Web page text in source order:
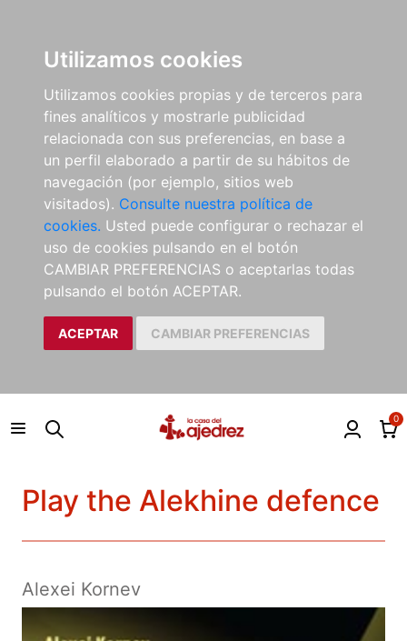
Utilizamos cookies
Utilizamos cookies propias y de terceros para
fines analíticos y mostrarle publicidad
relacionada con sus preferencias, en base a
un perfil elaborado a partir de su hábitos de
navegación (por ejemplo, sitios web
visitados). Consulte nuestra política de
cookies. Usted puede configurar o rechazar el
uso de cookies pulsando en el botón
CAMBIAR PREFERENCIAS o aceptarlas todas
pulsando el botón ACEPTAR.
ACEPTAR CAMBIAR PREFERENCIAS
0
Play the Alekhine defence
Alexei Kornev